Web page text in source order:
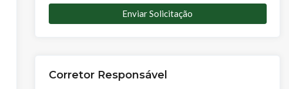
Enviar Solicitação
Corretor Responsável